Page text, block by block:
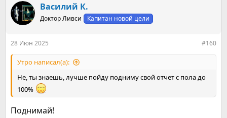
к
ц
и
Василий К.
Доктор Ливси Капитан новой цели
28 Июн 2025 #160
Утро написал(а):
Не, ты знаешь, лучше пойду подниму свой отчет с пола до
100%
Поднимай!